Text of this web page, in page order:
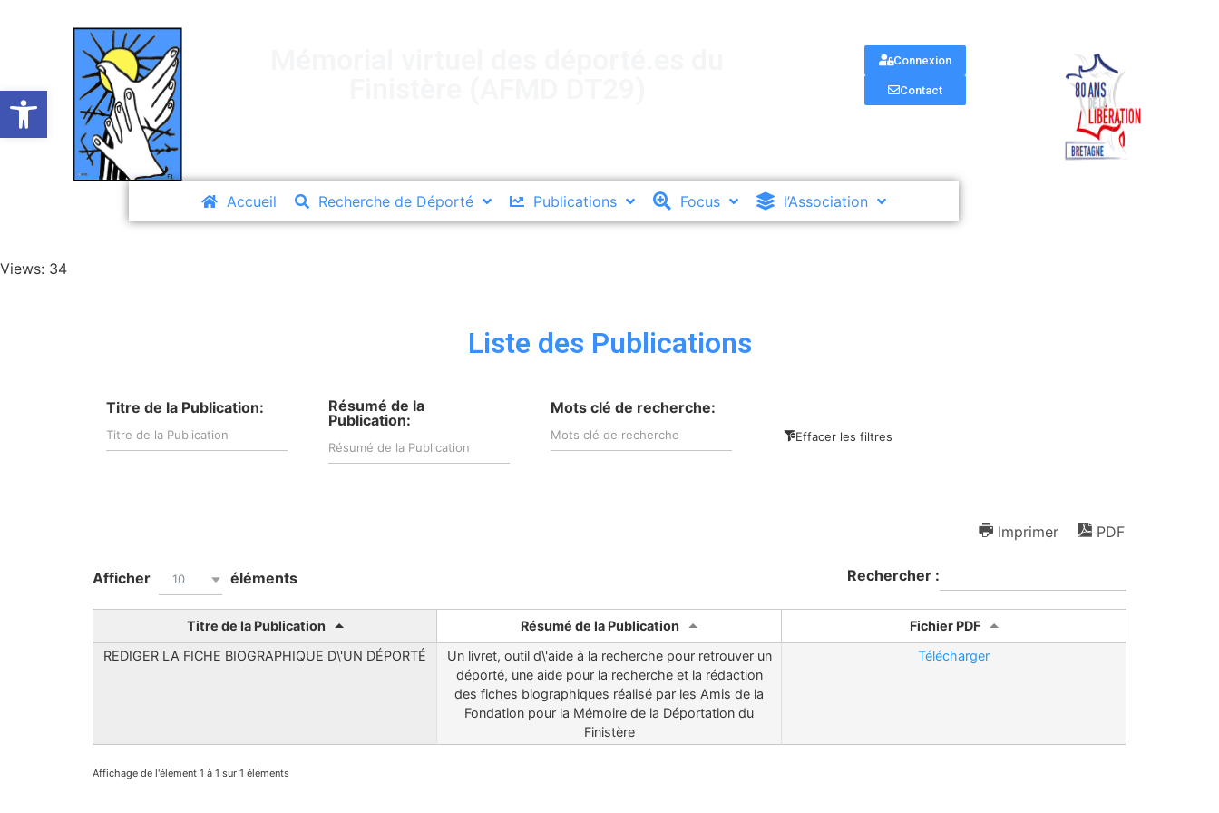
Ouvrir la barre d’outils
Connexion
Contact
Accueil Recherche de Déporté Publications Focus l’Association
Views: 34
Liste des Publications
Titre de la Publication:
Résumé de la
Publication:
Mots clé de recherche:
Effacer les filtres
Imprimer PDF
Afficher 10 éléments Rechercher :
Titre de la Publication Résumé de la Publication
Fichier PDF
REDIGER LA FICHE BIOGRAPHIQUE D\'UN DÉPORTÉ
Un livret, outil d\'aide à la recherche pour retrouver un
déporté, une aide pour la recherche et la rédaction
des fiches biographiques réalisé par les Amis de la
Fondation pour la Mémoire de la Déportation du
Finistère
Télécharger
Affichage de l'élément 1 à 1 sur 1 éléments